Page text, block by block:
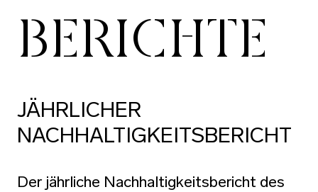
BERICHTE
JÄHRLICHER
NACHHALTIGKEITSBERICHT
Der jährliche Nachhaltigkeitsbericht des